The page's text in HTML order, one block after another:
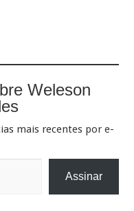
Weleson
mais recentes por e-
Assinar